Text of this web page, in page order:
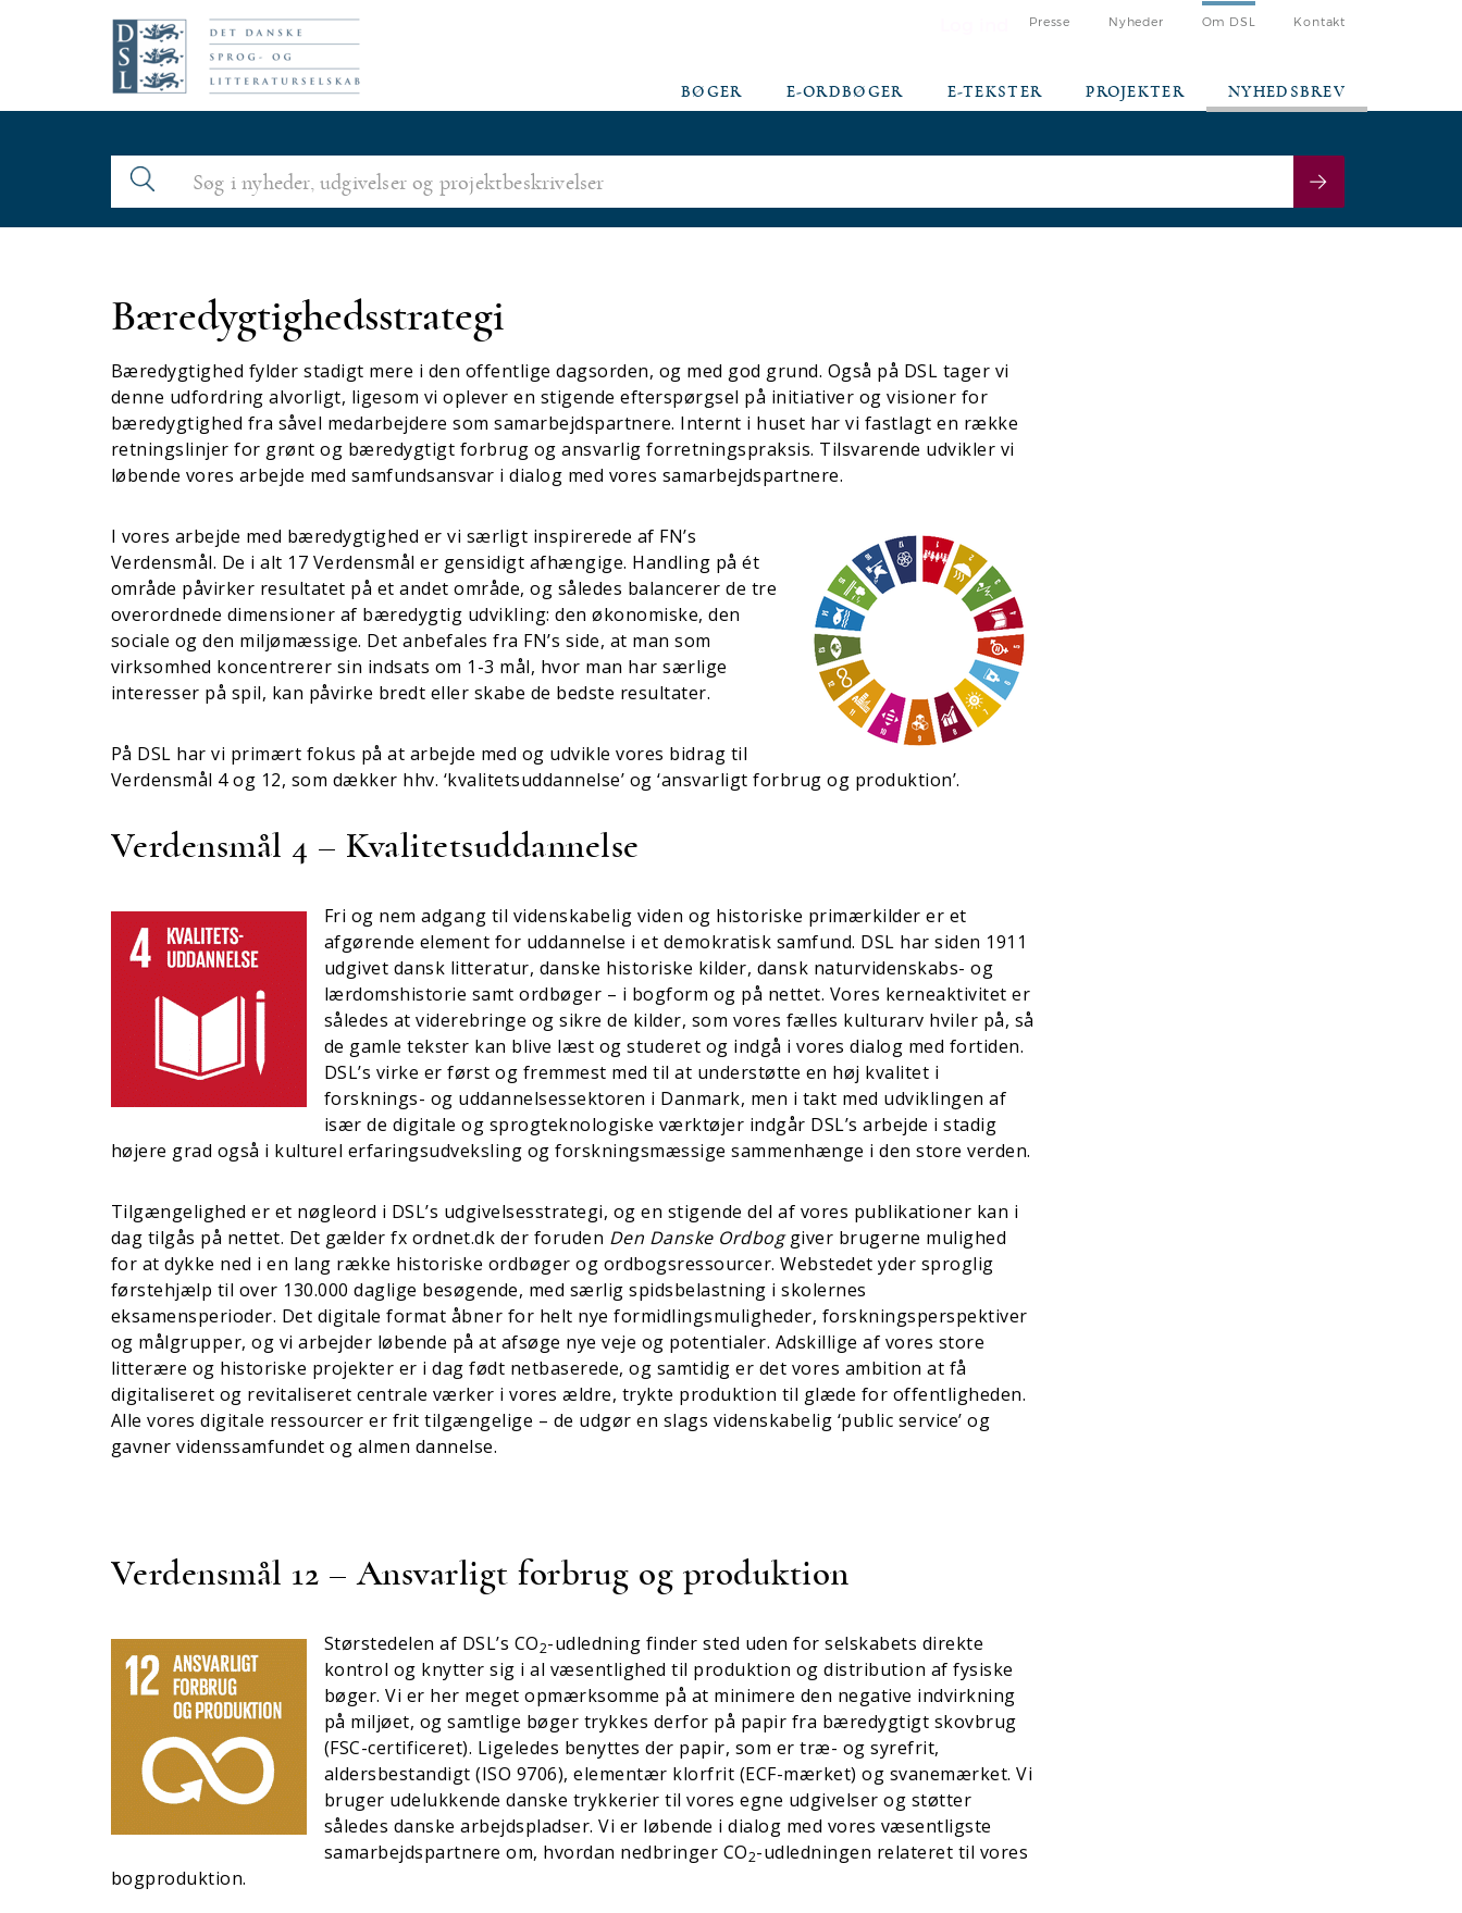
Presse Nyheder Om DSL Kontakt
BØGER E-ORDBØGER E-TEKSTER PROJEKTER NYHEDSBREV
Bæredygtighedsstrategi
Bæredygtighed fylder stadigt mere i den offentlige dagsorden, og med god grund. Også på DSL tager vi
denne udfordring alvorligt, ligesom vi oplever en stigende efterspørgsel på initiativer og visioner for
bæredygtighed fra såvel medarbejdere som samarbejdspartnere. Internt i huset har vi fastlagt en række
retningslinjer for grønt og bæredygtigt forbrug og ansvarlig forretningspraksis. Tilsvarende udvikler vi
løbende vores arbejde med samfundsansvar i dialog med vores samarbejdspartnere.
I vores arbejde med bæredygtighed er vi særligt inspirerede af FN’s
Verdensmål. De i alt 17 Verdensmål er gensidigt afhængige. Handling på ét
område påvirker resultatet på et andet område, og således balancerer de tre
overordnede dimensioner af bæredygtig udvikling: den økonomiske, den
sociale og den miljømæssige. Det anbefales fra FN’s side, at man som
virksomhed koncentrerer sin indsats om 1-3 mål, hvor man har særlige
interesser på spil, kan påvirke bredt eller skabe de bedste resultater.
På DSL har vi primært fokus på at arbejde med og udvikle vores bidrag til
Verdensmål 4 og 12, som dækker hhv. ‘kvalitetsuddannelse’ og ‘ansvarligt forbrug og produktion’.
Verdensmål 4 – Kvalitetsuddannelse
Fri og nem adgang til videnskabelig viden og historiske primærkilder er et
afgørende element for uddannelse i et demokratisk samfund. DSL har siden 1911
udgivet dansk litteratur, danske historiske kilder, dansk naturvidenskabs- og
lærdomshistorie samt ordbøger – i bogform og på nettet. Vores kerneaktivitet er
således at viderebringe og sikre de kilder, som vores fælles kulturarv hviler på, så
de gamle tekster kan blive læst og studeret og indgå i vores dialog med fortiden.
DSL’s virke er først og fremmest med til at understøtte en høj kvalitet i
forsknings- og uddannelsessektoren i Danmark, men i takt med udviklingen af
især de digitale og sprogteknologiske værktøjer indgår DSL’s arbejde i stadig
højere grad også i kulturel erfaringsudveksling og forskningsmæssige sammenhænge i den store verden.
Tilgængelighed er et nøgleord i DSL’s udgivelsesstrategi, og en stigende del af vores publikationer kan i
dag tilgås på nettet. Det gælder fx ordnet.dk der foruden Den Danske Ordboggiver brugerne mulighed
for at dykke ned i en lang række historiske ordbøger og ordbogsressourcer. Webstedet yder sproglig
førstehjælp til over 130.000 daglige besøgende, med særlig spidsbelastning i skolernes
eksamensperioder. Det digitale format åbner for helt nye formidlingsmuligheder, forskningsperspektiver
og målgrupper, og vi arbejder løbende på at afsøge nye veje og potentialer. Adskillige af vores store
litterære og historiske projekter er i dag født netbaserede, og samtidig er det vores ambition at få
digitaliseret og revitaliseret centrale værker i vores ældre, trykte produktion til glæde for offentligheden.
Alle vores digitale ressourcer er frit tilgængelige – de udgør en slags videnskabelig ‘public service’ og
gavner videnssamfundet og almen dannelse.
Verdensmål 12 – Ansvarligt forbrug og produktion
Størstedelen af DSL’s CO2-udledning finder sted uden for selskabets direkte
kontrol og knytter sig i al væsentlighed til produktion og distribution af fysiske
bøger. Vi er her meget opmærksomme på at minimere den negative indvirkning
på miljøet, og samtlige bøger trykkes derfor på papir fra bæredygtigt skovbrug
(FSC-certificeret). Ligeledes benyttes der papir, som er træ- og syrefrit,
aldersbestandigt (ISO 9706), elementær klorfrit (ECF-mærket) og svanemærket. Vi
bruger udelukkende danske trykkerier til vores egne udgivelser og støtter
således danske arbejdspladser. Vi er løbende i dialog med vores væsentligste
samarbejdspartnere om, hvordan nedbringer CO2-udledningen relateret til vores
bogproduktion.